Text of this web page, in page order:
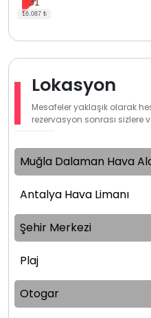
31
Lokasyon
Mesafeler yaklaşık olarak
rezervasyon sonrası sizlere
Muğla Dalaman Hava
Antalya Hava Limanı
Şehir Merkezi
Plaj
Otogar